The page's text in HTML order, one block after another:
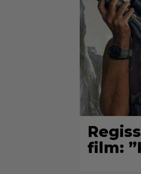
film: